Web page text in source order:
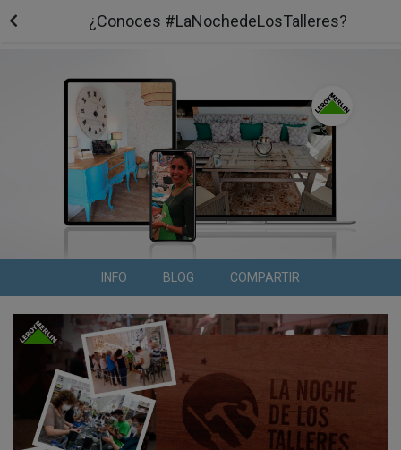
¿Conoces #LaNochedeLosTalleres?
INFO BLOG COMPARTIR